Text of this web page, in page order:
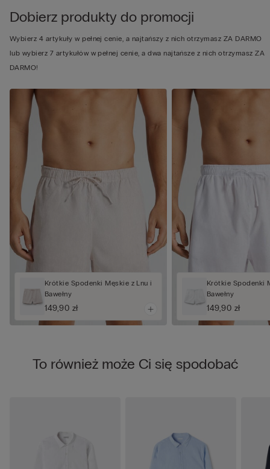
Dobierz produkty do promocji
Wybierz 4 artykuły w pełnej cenie, a najtańszy z nich otrzymasz ZA DARMO
lub wybierz 7 artykułów w pełnej cenie, a dwa najtańsze z nich otrzymasz ZA
DARMO!
Krótkie Spodenki Męskie z Lnu i
Bawełny
149,90 zł
Krótkie Spodenki
Bawełny
149,90 zł
To również może Ci się spodobać